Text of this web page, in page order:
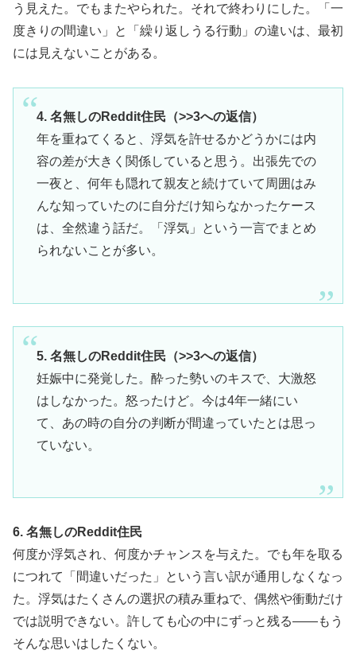
う見えた。でもまたやられた。それで終わりにした。「一
度きりの間違い」と「繰り返しうる行動」の違いは、最初
には見えないことがある。
4. 名無しのReddit住民（>>3への返信）
年を重ねてくると、浮気を許せるかどうかには内
容の差が大きく関係していると思う。出張先での
一夜と、何年も隠れて親友と続けていて周囲はみ
んな知っていたのに自分だけ知らなかったケース
は、全然違う話だ。「浮気」という一言でまとめ
られないことが多い。
5. 名無しのReddit住民（>>3への返信）
妊娠中に発覚した。酔った勢いのキスで、大激怒
はしなかった。怒ったけど。今は4年一緒にい
て、あの時の自分の判断が間違っていたとは思っ
ていない。
6. 名無しのReddit住民
何度か浮気され、何度かチャンスを与えた。でも年を取る
につれて「間違いだった」という言い訳が通用しなくなっ
た。浮気はたくさんの選択の積み重ねで、偶然や衝動だけ
では説明できない。許しても心の中にずっと残る——もう
そんな思いはしたくない。